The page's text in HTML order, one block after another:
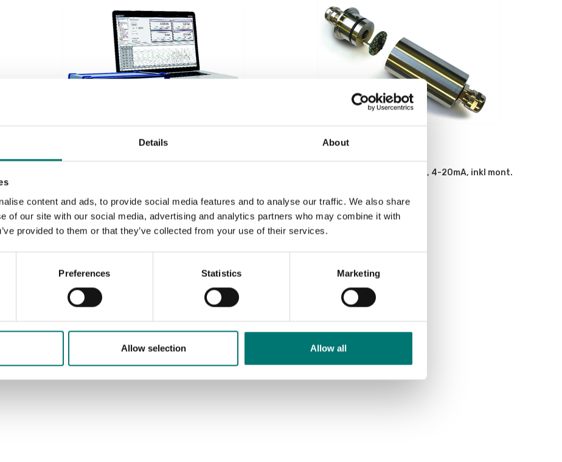
Details About
content and ads, to provide social media features and to analyse our traffic. We also share
of our site with our social media, advertising and analytics partners who may combine it with
provided to them or that they’ve collected from your use of their services.
Preferences Statistics Marketing
Allow selection Allow all
Vågindikatorer
Artikelnr: SI-USB3
12 490 kr
Vågindikatorer
Lastcells transmitter 2-tråds, 4-20mA, inkl mont.
Artikelnr: ILE
3 990 kr